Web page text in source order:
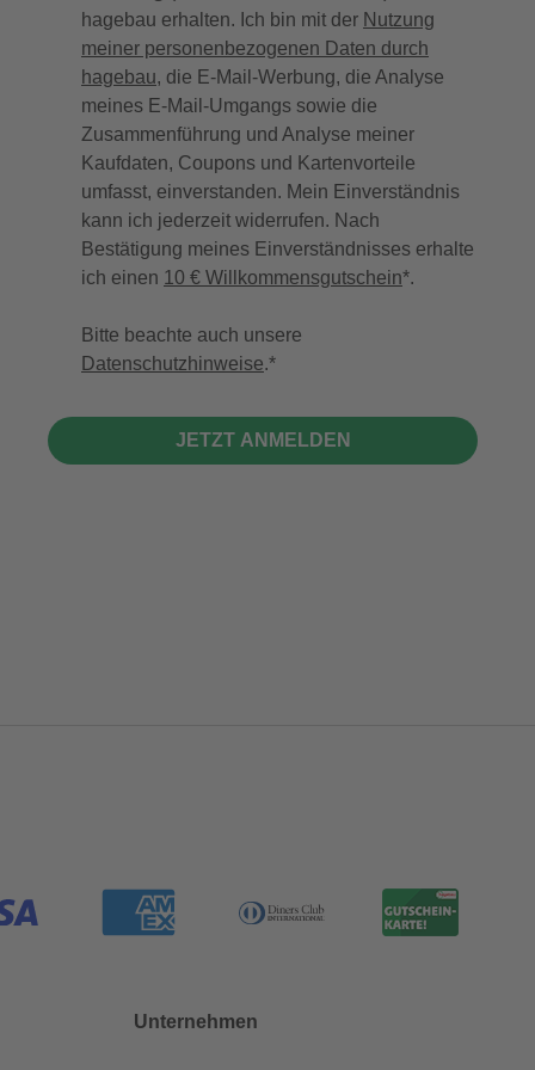
hagebau erhalten. Ich bin mit der Nutzung
meiner personenbezogenen Daten durch
hagebau, die E-Mail-Werbung, die Analyse
meines E-Mail-Umgangs sowie die
Zusammenführung und Analyse meiner
Kaufdaten, Coupons und Kartenvorteile
umfasst, einverstanden. Mein Einverständnis
kann ich jederzeit widerrufen. Nach
Bestätigung meines Einverständnisses erhalte
ich einen 10 € Willkommensgutschein*.
Bitte beachte auch unsere
Datenschutzhinweise.
JETZT ANMELDEN
Unternehmen